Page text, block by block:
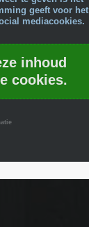
geeft voor het
mediacookies.
inhoud
cookies.